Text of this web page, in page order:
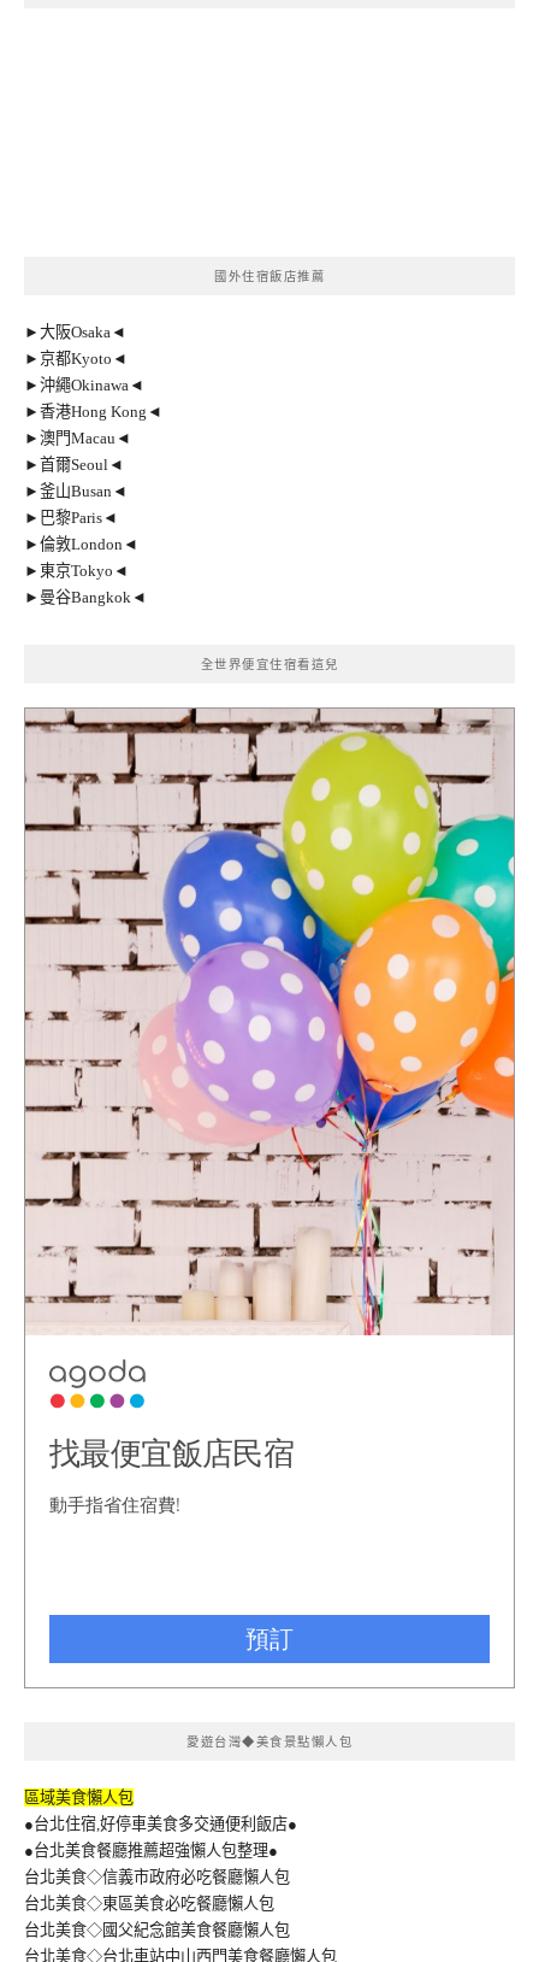
國外住宿飯店推薦
►大阪Osaka◄
►京都Kyoto◄
►沖繩Okinawa◄
►香港Hong Kong◄
►澳門Macau◄
►首爾Seoul◄
►釜山Busan◄
►巴黎Paris◄
►倫敦London◄
►東京Tokyo◄
►曼谷Bangkok◄
全世界便宜住宿看這兒
愛遊台灣◆美食景點懶人包
區域美食懶人包
●台北住宿,好停車美食多交通便利飯店●
●台北美食餐廳推薦超強懶人包整理●
台北美食◇信義市政府必吃餐廳懶人包
台北美食◇東區美食必吃餐廳懶人包
台北美食◇國父紀念館美食餐廳懶人包
台北美食◇台北車站中山西門美食餐廳懶人包